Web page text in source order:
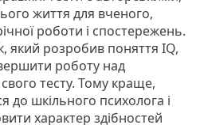
життя для вченого,
роботи і спостережень.
який розробив поняття IQ,
роботу над
тесту. Тому краще,
до шкільного психолога і
характер здібностей